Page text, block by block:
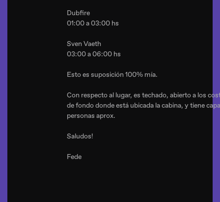
Dubfire
01:00 a 03:00 hs
Sven Vaeth
03:00 a 06:00 hs
Esto es suposición 100% mía.
Con respecto al lugar, es techado, abierto a los
de fondo donde está ubicada la cabina, y tiene
personas aprox.
Saludos!
Fede